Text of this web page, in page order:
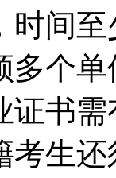
间
多个
证书
考生